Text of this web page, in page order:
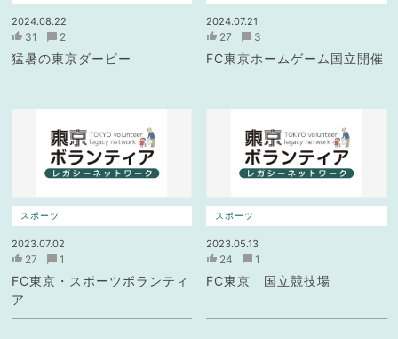
2024.08.22
31 2
猛暑の東京ダービー
2024.07.21
27 3
FC東京ホームゲーム国立開催
スポーツ
2023.07.02
27 1
FC東京・スポーツボランティ
ア
スポーツ
2023.05.13
24 1
FC東京 国立競技場